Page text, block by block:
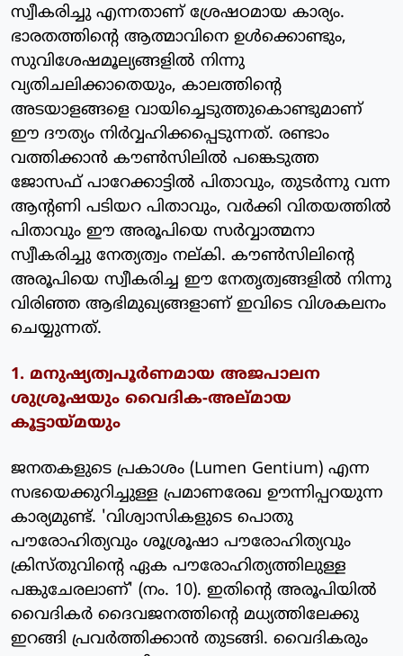
സ്വീകരിച്ചു എന്നതാണ് ശ്രേഷഠമായ കാര്യം.
ഭാരതത്തിന്റെ ആത്മാവിനെ ഉള്‍ക്കൊണ്ടും,
സുവിശേഷമൂല്യങ്ങളില്‍ നിന്നു
വ്യതിചലിക്കാതെയും, കാലത്തിന്റെ
അടയാളങ്ങളെ വായിച്ചെടുത്തുകൊണ്ടുമാണ്
ഈ ദൗത്യം നിര്‍വ്വഹിക്കപ്പെടുന്നത്. രണ്ടാം
വത്തിക്കാന്‍ കൗണ്‍സിലില്‍ പങ്കെടുത്ത
ജോസഫ് പാറേക്കാട്ടില്‍ പിതാവും, തുടര്‍ന്നു വന്ന
ആന്റണി പടിയറ പിതാവും, വര്‍ക്കി വിതയത്തില്‍
പിതാവും ഈ അരൂപിയെ സര്‍വ്വാത്മനാ
സ്വീകരിച്ചു നേത്യത്വം നല്കി. കൗണ്‍സിലിന്റെ
അരൂപിയെ സ്വീകരിച്ച ഈ നേതൃത്വങ്ങളില്‍ നിന്നു
വിരിഞ്ഞ ആഭിമുഖ്യങ്ങളാണ് ഇവിടെ വിശകലനം
ചെയ്യുന്നത്.
1. മനുഷ്യത്വപൂര്‍ണമായ അജപാലന
ശുശ്രൂഷയും വൈദിക-അല്മായ
കൂട്ടായ്മയും
ജനതകളുടെ പ്രകാശം (Lumen Gentium) എന്ന
സഭയെക്കുറിച്ചുള്ള പ്രമാണരേഖ ഊന്നിപ്പറയുന്ന
കാര്യമുണ്ട്. 'വിശ്വാസികളുടെ പൊതു
പൗരോഹിത്യവും ശൂശ്രൂഷാ പൗരോഹിത്യവും
ക്രിസ്തുവിന്റെ ഏക പൗരോഹിത്യത്തിലുള്ള
പങ്കുചേരലാണ്' (നം. 10). ഇതിന്റെ അരൂപിയില്‍
വൈദികര്‍ ദൈവജനത്തിന്റെ മധ്യത്തിലേക്കു
ഇറങ്ങി പ്രവര്‍ത്തിക്കാന്‍ തുടങ്ങി. വൈദികരും